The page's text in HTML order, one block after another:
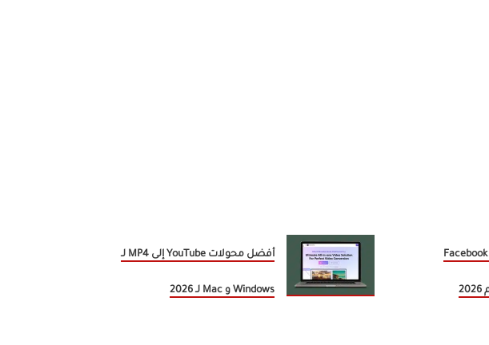
أفضل 23+ بديلًا لـ Facebook أفضل محولات YouTube إلى MP4 لـ
Windows و Mac لـ 2026